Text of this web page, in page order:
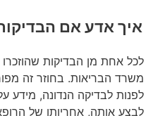
איך אדע אם
לכל אחת מן הבדיקות
משרד הבריאות. בחוזר זה
לפנות לבדיקה הנדונה, מידע
לבצע אותה, אחריותו של